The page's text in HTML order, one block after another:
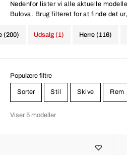
Nedenfor lister vi alle aktuelle
Bulova. Brug filteret for at finde det
(200) Herre (116)
Udsalg (1)
Populære filtre
Sorter Stil Skive Rem
Viser 5 modeller